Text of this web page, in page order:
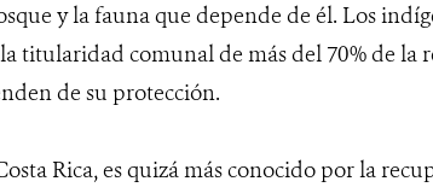
y la fauna que depende de él. Los
titularidad comunal de más del 70% de la
de su protección.
Rica, es quizá más conocido por la